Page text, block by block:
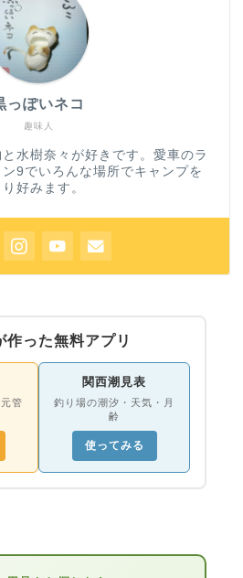
趣味人
っぽいネコ
水樹奈々が好きです。愛車のラ
9でいろんな場所でキャンプを
好みます。
作った無料アプリ
管
関西潮見表
釣り場の潮汐・天気・月
齢
使ってみる